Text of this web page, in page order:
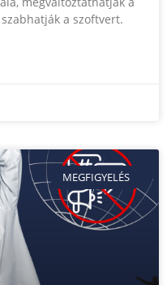
a szoftvert.
MEGFIGYELÉS